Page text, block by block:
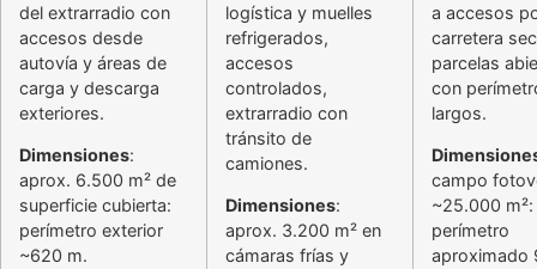
del extrarradio con
accesos desde
autovía y áreas de
carga y descarga
exteriores.
Dimensiones:
aprox. 6.500 m² de
superficie cubierta:
perímetro exterior
~620 m.
logística y muelles
refrigerados,
accesos
controlados,
extrarradio con
tránsito de
camiones.
Dimensiones:
aprox. 3.200 m² en
cámaras frías y
a accesos
carretera
parcelas
con
largos.
campo
~25.000 m²:
perímetro
aproximado